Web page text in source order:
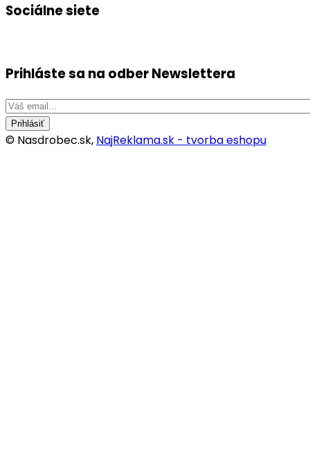
Sociálne siete
Prihláste sa na odberNewslettera
Prihlásiť
© Nasdrobec.sk, NajReklama.sk - tvorba eshopu